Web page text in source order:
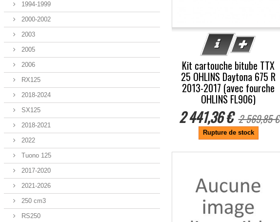
1994-1999
2000-2002
2003
2005
2006
RX125
2018-2024
SX125
2018-2021
2022
Tuono 125
2017-2020
2021-2026
250 cm3
RS250
Kit cartouche bitube TTX
25 OHLINS Daytona 675 R
2013-2017 (avec fourche
OHLINS FL906)
2 441,36 € 2 569,85 €
Rupture de stock